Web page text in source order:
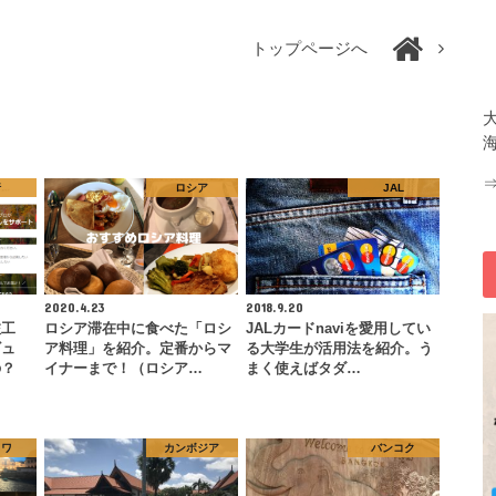
トップページへ
ロシア
2020.4.23
ロシア滞在中に食べた「ロシ
ア料理」を紹介。定番からマ
イナーまで！（ロシア…
JAL
2018.9.20
JALカードnaviを愛用してい
る大学生が活用法を紹介。う
まく使えばタダ…
カンボジア バンコク